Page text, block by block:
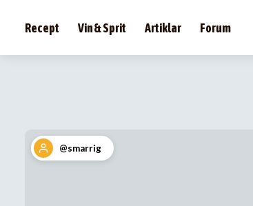
Recept Vin & Sprit Artiklar Forum
@smarrig